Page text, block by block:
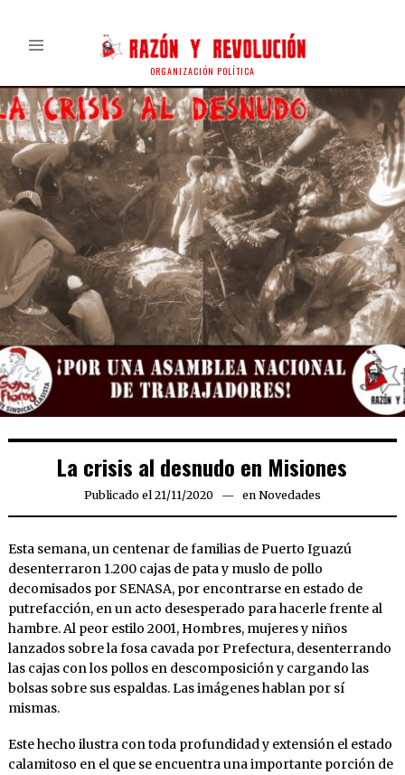
ORGANIZACIÓN POLÍTICA
La crisis al desnudo en Misiones
Publicado el 21/11/202021/11/2020
en Novedades
Esta semana, un centenar de familias de Puerto Iguazú
desenterraron 1.200 cajas de pata y muslo de pollo
decomisados por SENASA, por encontrarse en estado de
putrefacción, en un acto desesperado para hacerle frente al
hambre. Al peor estilo 2001, Hombres, mujeres y niños
lanzados sobre la fosa cavada por Prefectura, desenterrando
las cajas con los pollos en descomposición y cargando las
bolsas sobre sus espaldas. Las imágenes hablan por sí
mismas.
Este hecho ilustra con toda profundidad y extensión el estado
calamitoso en el que se encuentra una importante porción de